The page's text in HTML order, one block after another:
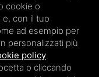
cookie o
con il tuo
ad esempio per
personalizzati più
policy.
o cliccando